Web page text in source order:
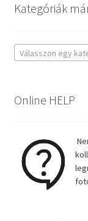
Kategóriák
Válasszon egy
Online HELP